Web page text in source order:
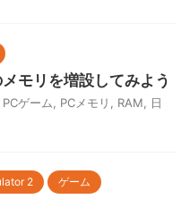
メモリを増設してみよう
PCゲーム PCメモリ RAM
日
2 ゲーム